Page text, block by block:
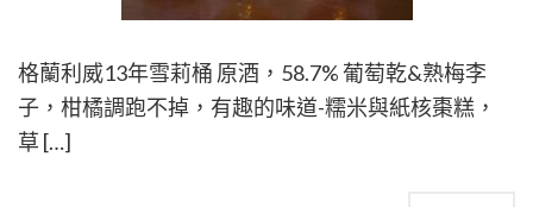
格蘭利威13年雪莉桶 原酒，58.7% 葡萄乾&熟梅李
子，柑橘調跑不掉，有趣的味道-糯米與紙核棗糕，
草 […]